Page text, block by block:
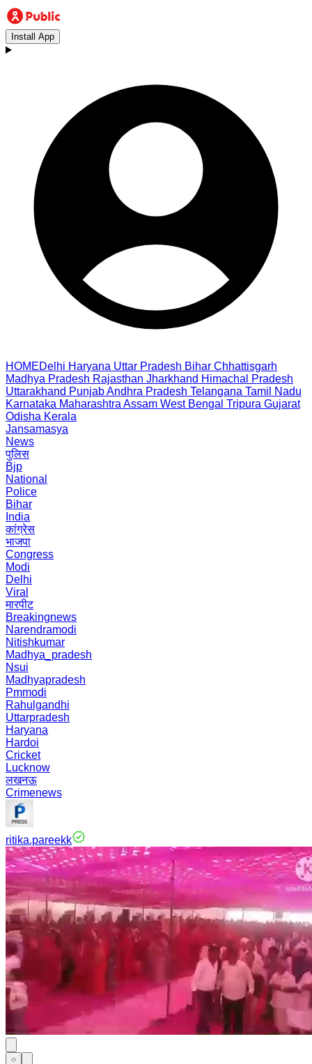
Install App
HOMEDelhi Haryana Uttar Pradesh Bihar Chhattisgarh
Madhya Pradesh Rajasthan Jharkhand Himachal Pradesh
Uttarakhand PunjabAndhra Pradesh Telangana Tamil Nadu
Karnataka Maharashtra Assam West Bengal Tripura Gujarat
Odisha Kerala
Jansamasya
News
पुलिस
Bjp
National
Police
Bihar
India
कांग्रेस
भाजपा
Congress
Modi
Delhi
Viral
मारपीट
Breakingnews
Narendramodi
Nitishkumar
Madhya_pradesh
Nsui
Madhyapradesh
Pmmodi
Rahulgandhi
Uttarpradesh
Haryana
Hardoi
Cricket
Lucknow
लखनऊ
Crimenews
ritika.pareekk